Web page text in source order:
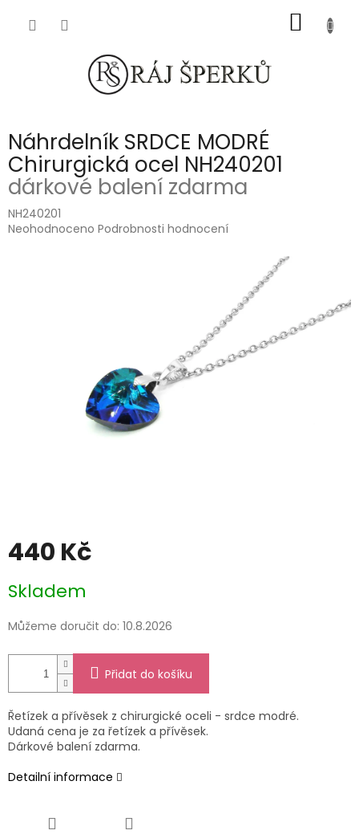
KOŠÍK
Náhrdelník SRDCE MODRÉ
Chirurgická ocel NH240201
dárkové balení zdarma
NH240201
Průměrné
Neohodnoceno Podrobnosti hodnocení
440 Kč
cena:
Skladem
Můžeme doručit do: 10.8.2026
Přidat do košíku
Řetízek a přívěsek z chirurgické oceli - srdce modré.
Udaná cena je za řetízek a přívěsek.
Dárkové balení zdarma.
Detailní informace